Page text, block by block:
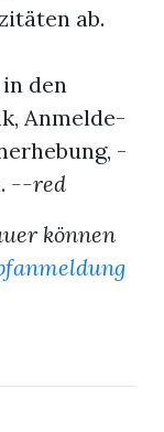
ab.
den
Anmelde-
-
--red
können